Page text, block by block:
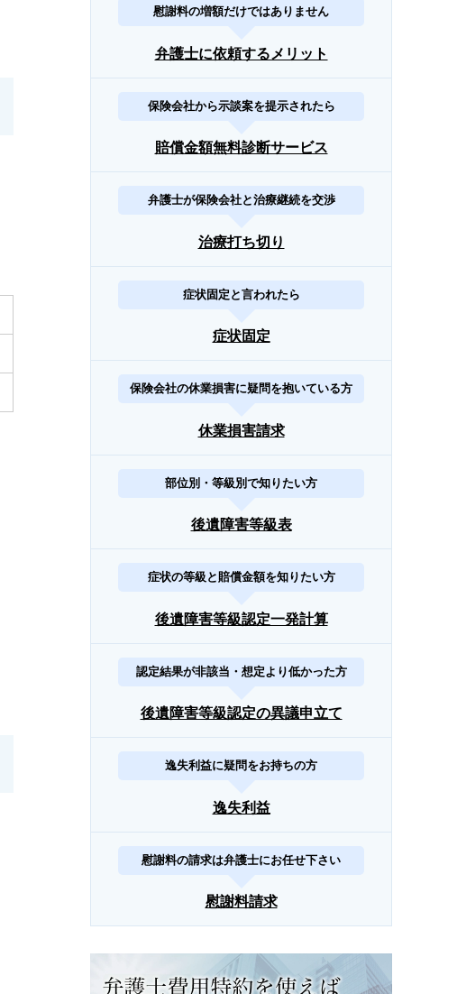
慰謝料の増額だけではありません
弁護士に依頼するメリット
保険会社から示談案を提示されたら
賠償金額無料診断サービス
弁護士が保険会社と治療継続を交渉
治療打ち切り
症状固定と言われたら
症状固定
保険会社の休業損害に疑問を抱いている方
休業損害請求
部位別・等級別で知りたい方
後遺障害等級表
症状の等級と賠償金額を知りたい方
後遺障害等級認定一発計算
認定結果が非該当・想定より低かった方
後遺障害等級認定の異議申立て
逸失利益に疑問をお持ちの方
逸失利益
慰謝料の請求は弁護士にお任せ下さい
慰謝料請求